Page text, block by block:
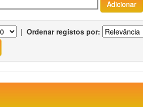
| Ordenar registos por: